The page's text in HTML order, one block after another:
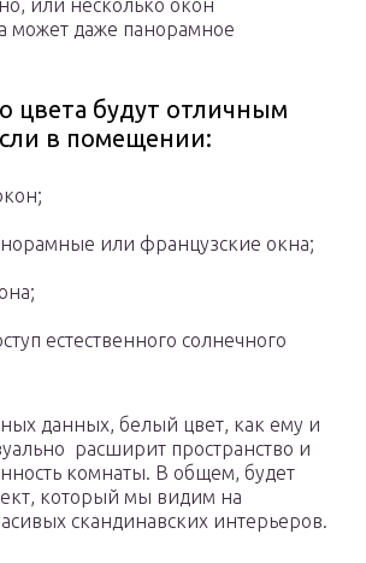
или несколько окон
может даже панорамное
цвета будут отличным
в помещении:
или французские окна;
естественного солнечного
данных, белый цвет, как ему и
расширит пространство и
комнаты. В общем, будет
который мы видим на
скандинавских интерьеров.